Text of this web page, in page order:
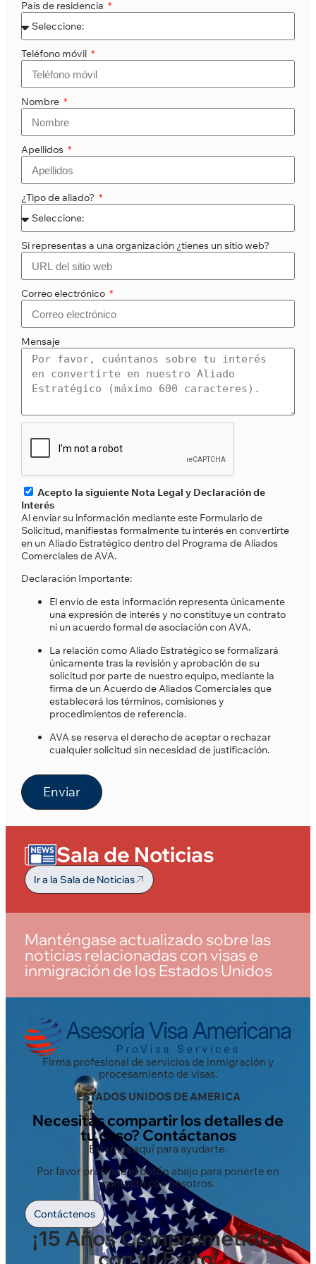
País de residencia
Teléfono móvil
Nombre
Apellidos
¿Tipo de aliado?
Si representas a una organización ¿tienes un sitio web?
Correo electrónico
Mensaje
Acepto la siguiente Nota Legal y Declaración de
Interés
Al enviar su información mediante este Formulario de
Solicitud, manifiestas formalmente tu interés en convertirte
en un Aliado Estratégico dentro del Programa de Aliados
Comerciales de AVA.
Declaración Importante:
El envío de esta información representa únicamente
una expresión de interés y no constituye un contrato
ni un acuerdo formal de asociación con AVA.
La relación como Aliado Estratégico se formalizará
únicamente tras la revisión y aprobación de su
solicitud por parte de nuestro equipo, mediante la
firma de un Acuerdo de Aliados Comerciales que
establecerá los términos, comisiones y
procedimientos de referencia.
AVA se reserva el derecho de aceptar o rechazar
cualquier solicitud sin necesidad de justificación.
Enviar
Sala de Noticias
Ir a la Sala de Noticias
Manténgase actualizado sobre las
noticias relacionadas con visas e
inmigración de los Estados Unidos
Firma profesional de servicios de inmigración y
procesamiento de visas.
ESTADOS UNIDOS DE AMERICA
Necesitas compartir los detalles de
tu caso? Contáctanos
Estamos aquí para ayudarte.
Por favor presiona el botón abajo para ponerte en
contacto con nosotros.
Contáctenos
¡15 Años Comprometidos
con tu Éxito!